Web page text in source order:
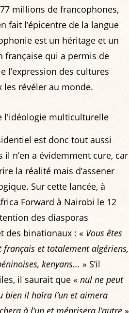
millions de francophones,
fait l’épicentre de la langue
est un héritage et un
française qui a permis de
l’expression des cultures
révéler au monde.
l'idéologie multiculturelle
est donc tout aussi
il n’en a évidemment cure, car
la réalité mais d’assener
Sur cette lancée, à
Forward à Nairobi le 12
des diasporas
des binationaux : « Vous êtes
et totalement algériens,
kenyans... » S’il
il saurait que « nul ne peut
bien il haïra l’un et aimera
à l’un et méprisera l’autre »